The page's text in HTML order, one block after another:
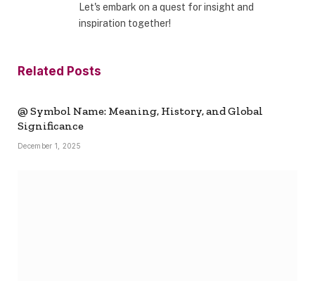
Let's embark on a quest for insight and
inspiration together!
Related Posts
@ Symbol Name: Meaning, History, and Global
Significance
December 1, 2025